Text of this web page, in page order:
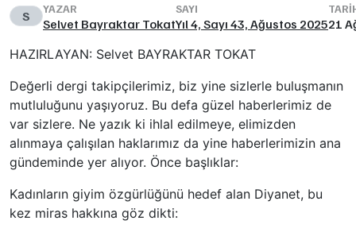
S YAZAR
Selvet Bayraktar Tokat
SAYI
Yıl 4, Sayı 43, Ağustos 202521
HAZIRLAYAN: Selvet BAYRAKTAR TOKAT
Değerli dergi takipçilerimiz, biz yine sizlerle buluşmanın
mutluluğunu yaşıyoruz. Bu defa güzel haberlerimiz de
var sizlere. Ne yazık ki ihlal edilmeye, elimizden
alınmaya çalışılan haklarımız da yine haberlerimizin ana
gündeminde yer alıyor. Önce başlıklar:
Kadınların giyim özgürlüğünü hedef alan Diyanet, bu
kez miras hakkına göz dikti: